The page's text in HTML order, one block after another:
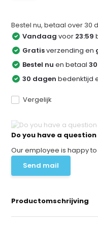
Bestel nu, betaal over 30
Vandaag voor 23:59
Gratisverzending en
Bestel nu en betaal
30 dagen bedenktijd
Vergelijk
Do you have a
Our employee is happy
Send mail
Productomschrijving